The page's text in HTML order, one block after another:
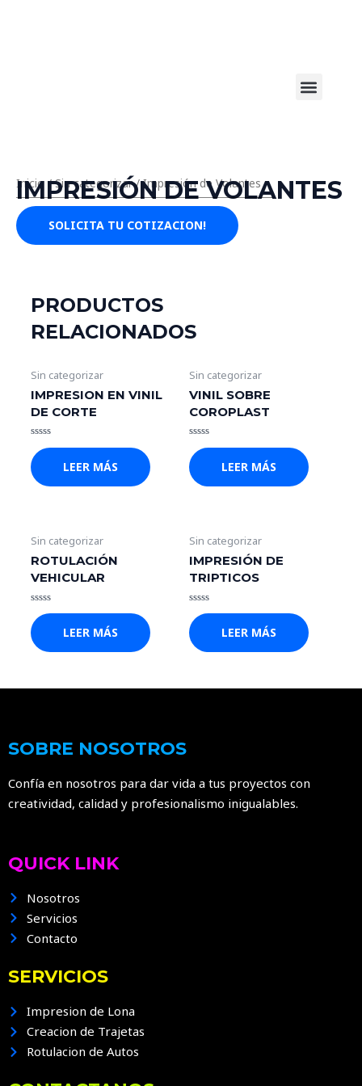
Inicio /Sin categorizar/ Impresión de Volantes
IMPRESIÓN DE VOLANTES
SOLICITA TU COTIZACION!
PRODUCTOS
RELACIONADOS
Sin categorizar
IMPRESION EN VINIL
DE CORTE
Valorado
con
0
de
LEER MÁS
Sin categorizar
VINIL SOBRE
COROPLAST
Valorado
con
0
de
LEER MÁS
Sin categorizar
ROTULACIÓN
VEHICULAR
Valorado
con
0
de
LEER MÁS
Sin categorizar
IMPRESIÓN DE
TRIPTICOS
Valorado
con
0
de
LEER MÁS
SOBRE NOSOTROS
Confía en nosotros para dar vida a tus proyectos con
creatividad, calidad y profesionalismo inigualables.
QUICK LINK
Nosotros
Servicios
Contacto
SERVICIOS
Impresion de Lona
Creacion de Trajetas
Rotulacion de Autos